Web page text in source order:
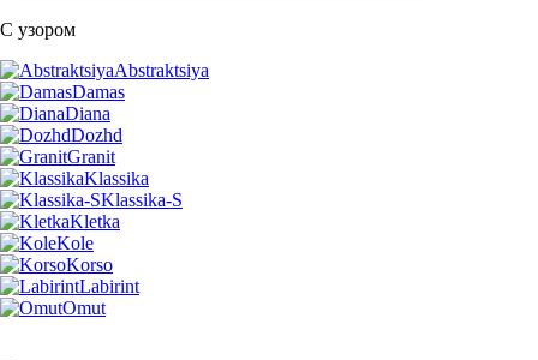
С узором
Abstraktsiya
Damas
Diana
Dozhd
Granit
Klassika
Klassika-S
Kletka
Kole
Korso
Labirint
Omut